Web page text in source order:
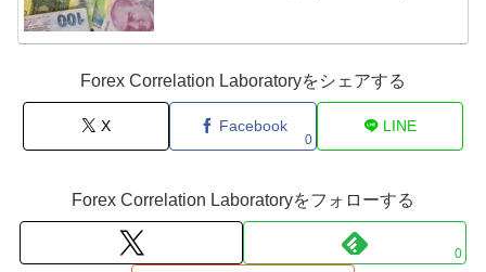
Forex Correlation Laboratoryをシェアする
X Facebook
0
LINE
Forex Correlation Laboratoryをフォローする
0